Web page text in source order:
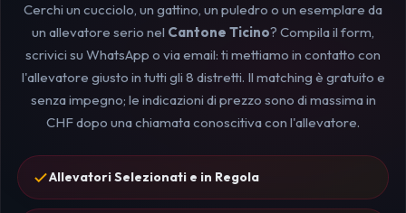
Cerchi un cucciolo, un gattino, un puledro o un esemplare da
un allevatore serio nel Cantone Ticino? Compila il form,
scrivici su WhatsApp o via email: ti mettiamo in contatto con
l'allevatore giusto in tutti gli 8 distretti. Il matching è gratuito e
senza impegno; le indicazioni di prezzo sono di massima in
CHF dopo una chiamata conoscitiva con l'allevatore.
Allevatori Selezionati e in Regola